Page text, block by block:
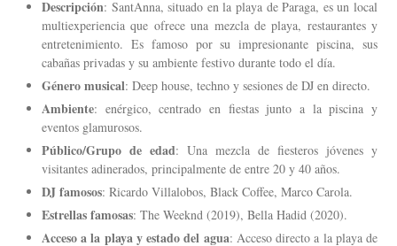
Descripción: SantAnna, situado en la playa de Paraga, es un local
multiexperiencia que ofrece una mezcla de playa, restaurantes y
entretenimiento. Es famoso por su impresionante piscina, sus
cabañas privadas y su ambiente festivo durante todo el día.
Género musical: Deep house, techno y sesiones de DJ en directo.
Ambiente: enérgico, centrado en fiestas junto a la piscina y
eventos glamurosos.
Público/Grupo de edad: Una mezcla de fiesteros jóvenes y
visitantes adinerados, principalmente de entre 20 y 40 años.
DJ famosos: Ricardo Villalobos, Black Coffee, Marco Carola.
Estrellas famosas: The Weeknd (2019), Bella Hadid (2020).
Acceso a la playa y estado del agua: Acceso directo a la playa de